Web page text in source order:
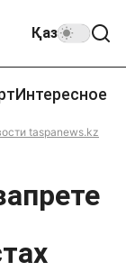
Қаз
Интересное
taspanews.kz